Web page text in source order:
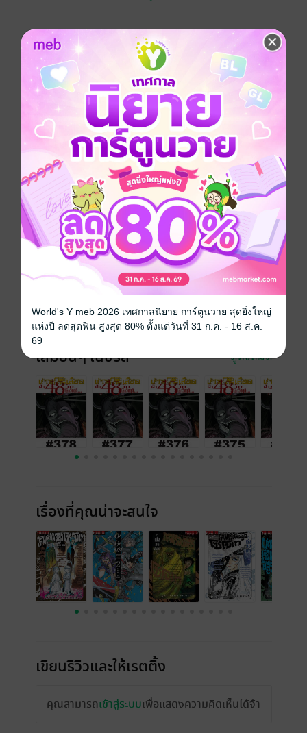
หลังจากอากิระพ่ายแพ้ให้กับมิยาบิในศึกตัดสิน อากิระถูก
ตัดแขนขวาจนตกลงไปที่ก้นนรก ดังนั้นไวรัสจึงถูกแพร่
กระจายไปทั่วแผ่นดินใหญ่ เมืองทั้งเมืองมีแต่ผีดูดเลือด แต่
แล้วอากิระก็กลับมาจากความตายอีกครั้ง เพื่อจุดหมาย
เดียวคือ ตามฆ่ามิยาบิ!!
การ์ตูนญี่ปุ่น แอกชัน ผจญภัย ทริลเลอร์
สยองขวัญ
ซีรีส์ เกาะกระหายเลือด ฝ่า 48 วันโลกวิกฤต (รายตอน)
ประเภทไฟล์ pdf
วันที่วางขาย 05 กุมภาพันธ์ 2563
22 หน้า
ราคาปก 10 บาท
เล่มอื่นๆ ในซีรีส์ ดูทั้งหมด
เรื่องที่คุณน่าจะสนใจ
เขียนรีวิวและให้เรตติ้ง
คุณสามารถเข้าสู่ระบบเพื่อแสดงความคิดเห็นได้จ้า
World's Y meb 2026 เทศกาลนิยาย การ์ตูนวาย สุดยิ่งใหญ่
แห่งปี ลดสุดฟิน สูงสุด 80% ตั้งแต่วันที่ 31 ก.ค. - 16 ส.ค.
69